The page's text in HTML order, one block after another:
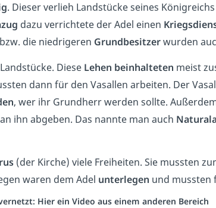
. Dieser verlieh Landstücke seines
dazu verrichtete der Adel einen
die niedrigeren Grundbesitzerwurden
Diese Lehen beinhalteten meist
dann für den Vasallen arbeiten. Der
, wer ihr Grundherr werden sollte.
an ihn abgeben. Das nannte man auch
(der Kirche) viele Freiheiten. Sie mussten
waren dem Adel unterlegen und mussten
Hier ein Video aus einem anderen Bereich